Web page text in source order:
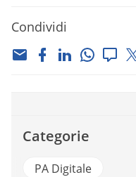
Condividi
Categorie
PA Digitale